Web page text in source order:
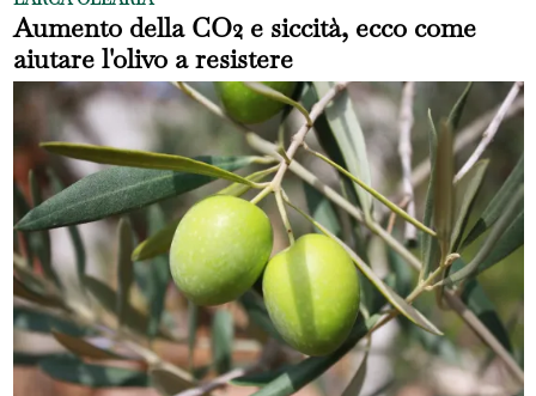
Aumento della CO2 e siccità, ecco come
aiutare l'olivo a resistere